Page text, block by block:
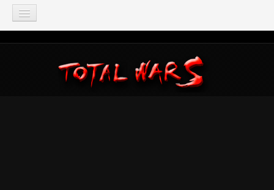
TOTAL WAR
Total War: Three Kingdoms
Total War: Warhammer